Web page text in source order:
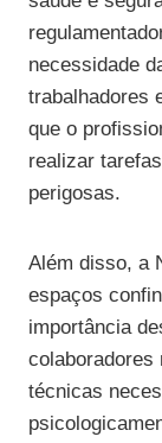
necessidade
trabalhadores
que o
realizar
perigosas.
Além disso, a
espaços
importância
colaboradores
técnicas